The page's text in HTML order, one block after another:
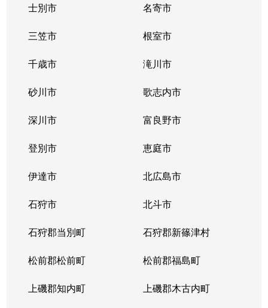
士別市 名寄市
三笠市 根室市
千歳市 滝川市
砂川市 歌志内市
深川市 富良野市
登別市 恵庭市
伊達市 北広島市
石狩市 北斗市
石狩郡当別町 石狩郡新篠津村
松前郡松前町 松前郡福島町
上磯郡知内町 上磯郡木古内町